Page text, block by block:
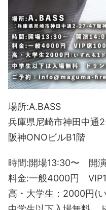
場所:A.BASS
兵庫県尼崎市神田中通
阪神ONOビルB1階
時間:開場13:30〜 開
料金:一般4000円
高・大学生：2000円(